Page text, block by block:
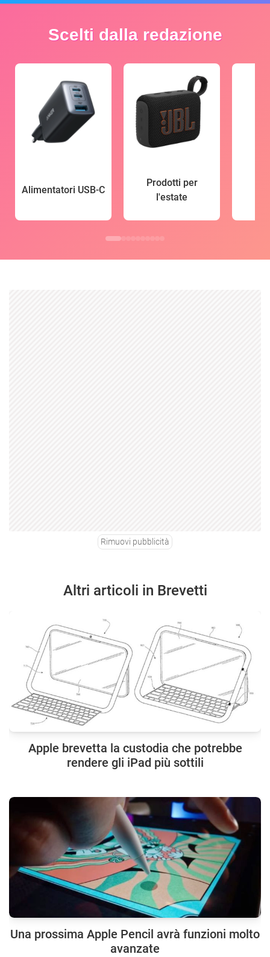
Scelti dalla redazione
Alimentatori USB-C
Prodotti per
l'estate
Rimuovi pubblicità
Altri articoli in Brevetti
Apple brevetta la custodia che potrebbe
rendere gli iPad più sottili
Una prossima Apple Pencil avrà funzioni molto
avanzate